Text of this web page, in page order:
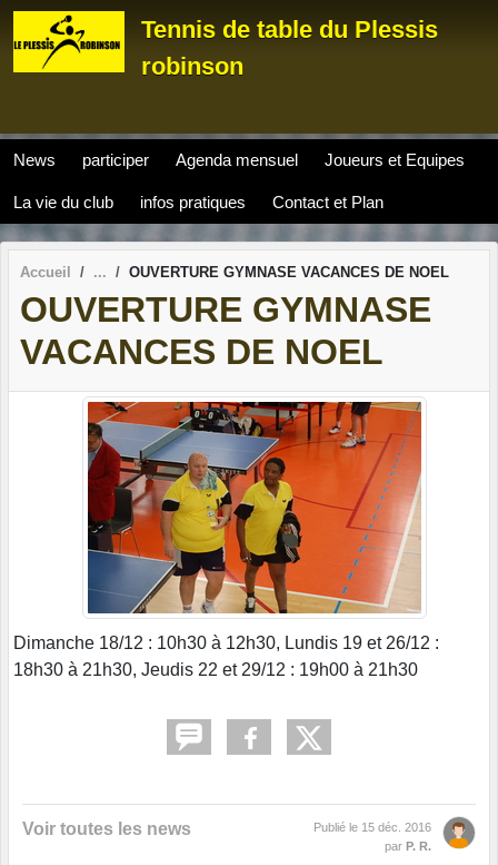
Tennis de table du Plessis
robinson
News participer Agenda mensuel Joueurs et Equipes
La vie du club infos pratiques Contact et Plan
Accueil OUVERTURE GYMNASE VACANCES DE NOEL
OUVERTURE GYMNASE
VACANCES DE NOEL
Dimanche 18/12 : 10h30 à 12h30, Lundis 19 et 26/12 :
18h30 à 21h30, Jeudis 22 et 29/12 : 19h00 à 21h30
Voir toutes les news Publié le 15 déc. 2016
par P. R.
Panneau de gestion des cookies